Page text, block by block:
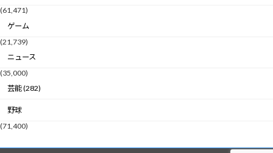
(61,471)
ゲーム
(21,739)
ニュース
(35,000)
芸能 (282)
野球
(71,400)